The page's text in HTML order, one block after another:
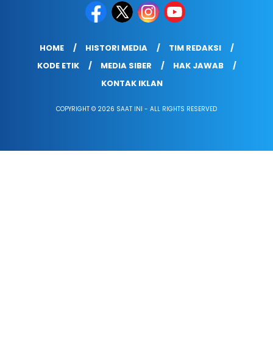
HOME HISTORI MEDIA
TIM REDAKSI
KODE ETIK
MEDIA SIBER
HAK JAWAB
KONTAK IKLAN
COPYRIGHT © 2026 SAAT INI - ALL RIGHTS RESERVED